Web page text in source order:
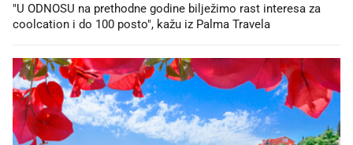
"U ODNOSU na prethodne godine bilježimo rast interesa za
coolcation i do 100 posto", kažu iz Palma Travela